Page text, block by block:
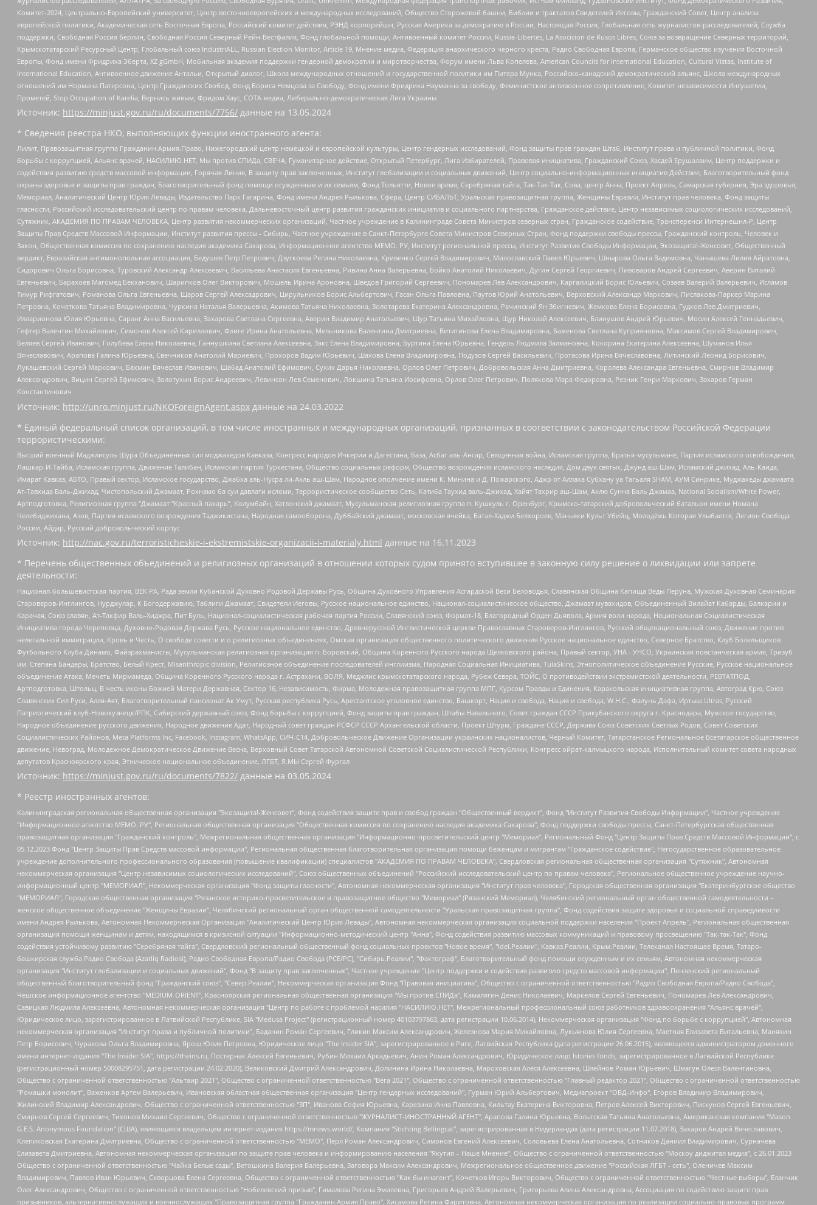
Комитет-2024, Центрально-Европейский университет, Центр восточноевропейских и международных исследований, Общество Сторожевой башни, Библии и трактатов Свидетелей Иеговы, Гражданский Совет, Центр анализа
европейской политики, Академическая сеть Восточная Европа, Российский комитет действия, РЭНД корпорейшн, Русская Америка за демократию в России, Настоящая Россия, Глобальная сеть журналистов-расследователей, Служба
поддержки, Свободная Россия Берлин, Свободная Россия Северный Рейн-Вестфалия, Фонд глобальной помощи, Антивоенный комитет России, Russie-Libertes, La Asocicion de Rusos Libres, Союз за возвращение Северных территорий,
Крымскотатарский Ресурсный Центр, Глобальный союз IndustriALL, Russian Election Monitor, Article 19, Мнение медиа, Федерация анархического черного креста, Радио Свободная Европа, Германское общество изучения Восточной
Европы, Фонд имени Фридриха Эберта, XZ gGmbH, Мобильная академия поддержки гендерной демократии и миротворчества, Форум имени Льва Копелева, American Councils for International Education, Cultural Vistas, Institute of
International Education, Антивоенное движение Антальи, Открытый диалог, Школа международных отношений и государственной политики им Питера Мунка, Российско-канадский демократический альянс, Школа международных
отношений им Нормана Патерсона, Центр Гражданских Свобод, Фонд Бориса Немцова за Свободу, Фонд имени Фридриха Науманна за свободу, Феминистское антивоенное сопротивление, Комитет независимости Ингушетии,
Прометей, Stop Occupation of Karelia, Вернись живым, Фридом Хаус, СОТА медиа, Либерально-демократическая Лига Украины
Источник: https://minjust.gov.ru/ru/documents/7756/ данные на 13.05.2024
* Сведения реестра НКО, выполняющих функции иностранного агента:
Лилит, Правозащитная группа Гражданин.Армия.Право, Нижегородский центр немецкой и европейской культуры, Центр гендерных исследований, Фонд защиты прав граждан Штаб, Институт права и публичной политики, Фонд
борьбы с коррупцией, Альянс врачей, НАСИЛИЮ.НЕТ, Мы против СПИДа, СВЕЧА, Гуманитарное действие, Открытый Петербург, Лига Избирателей, Правовая инициатива, Гражданский Союз, Хасдей Ерушалаим, Центр поддержки и
содействия развитию средств массовой информации, Горячая Линия, В защиту прав заключенных, Институт глобализации и социальных движений, Центр социально-информационных инициатив Действие, Благотворительный фонд
охраны здоровья и защиты прав граждан, Благотворительный фонд помощи осужденным и их семьям, Фонд Тольятти, Новое время, Серебряная тайга, Так-Так-Так, Сова, центр Анна, Проект Апрель, Самарская губерния, Эра здоровья,
Мемориал, Аналитический Центр Юрия Левады, Издательство Парк Гагарина, Фонд имени Андрея Рылькова, Сфера, Центр СИБАЛЬТ, Уральская правозащитная группа, Женщины Евразии, Институт прав человека, Фонд защиты
гласности, Российский исследовательский центр по правам человека, Дальневосточный центр развития гражданских инициатив и социального партнерства, Гражданское действие, Центр независимых социологических исследований,
Сутяжник, АКАДЕМИЯ ПО ПРАВАМ ЧЕЛОВЕКА, Центр развития некоммерческих организаций, Частное учреждение в Калининграде Совета Министров северных стран, Гражданское содействие, Трансперенси Интернешнл-Р, Центр
Защиты Прав Средств Массовой Информации, Институт развития прессы - Сибирь, Частное учреждение в Санкт-Петербурге Совета Министров Северных Стран, Фонд поддержки свободы прессы, Гражданский контроль, Человек и
Закон, Общественная комиссия по сохранению наследия академика Сахарова, Информационное агентство МЕМО. РУ, Институт региональной прессы, Институт Развития Свободы Информации, Экозащита!-Женсовет, Общественный
вердикт, Евразийская антимонопольная ассоциация, Бедушев Петр Петрович, Дзугкоева Регина Николаевна, Кривенко Сергей Владимирович, Милославский Павел Юрьевич, Шнырова Ольга Вадимовна, Чанышева Лилия Айратовна,
Сидорович Ольга Борисовна, Туровский Александр Алексеевич, Васильева Анастасия Евгеньевна, Ривина Анна Валерьевна, Бойко Анатолий Николаевич, Дугин Сергей Георгиевич, Пивоваров Андрей Сергеевич, Аверин Виталий
Евгеньевич, Барахоев Магомед Бекханович, Шарипков Олег Викторович, Мошель Ирина Ароновна, Шведов Григорий Сергеевич, Пономарев Лев Александрович, Каргалицкий Борис Юльевич, Созаев Валерий Валерьевич, Исламов
Тимур Рифгатович, Романова Ольга Евгеньевна, Щаров Сергей Алексадрович, Цирульников Борис Альбертович, Гасан Ольга Павловна, Паутов Юрий Анатольевич, Верховский Александр Маркович, Пислакова-Паркер Марина
Петровна, Кочеткова Татьяна Владимировна, Чуркина Наталья Валерьевна, Акимова Татьяна Николаевна, Золотарева Екатерина Александровна, Рачинский Ян Збигневич, Жемкова Елена Борисовна, Гудков Лев Дмитриевич,
Илларионова Юлия Юрьевна, Саранг Анна Васильевна, Захарова Светлана Сергеевна, Аверин Владимир Анатольевич, Щур Татьяна Михайловна, Щур Николай Алексеевич, Блинушов Андрей Юрьевич, Мосин Алексей Геннадьевич,
Гефтер Валентин Михайлович, Симонов Алексей Кириллович, Флиге Ирина Анатольевна, Мельникова Валентина Дмитриевна, Вититинова Елена Владимировна, Баженова Светлана Куприяновна, Максимов Сергей Владимирович,
Беляев Сергей Иванович, Голубева Елена Николаевна, Ганнушкина Светлана Алексеевна, Закс Елена Владимировна, Буртина Елена Юрьевна, Гендель Людмила Залмановна, Кокорина Екатерина Алексеевна, Шуманов Илья
Вячеславович, Арапова Галина Юрьевна, Свечников Анатолий Мариевич, Прохоров Вадим Юрьевич, Шахова Елена Владимировна, Подузов Сергей Васильевич, Протасова Ирина Вячеславовна, Литинский Леонид Борисович,
Лукашевский Сергей Маркович, Бахмин Вячеслав Иванович, Шабад Анатолий Ефимович, Сухих Дарья Николаевна, Орлов Олег Петрович, Добровольская Анна Дмитриевна, Королева Александра Евгеньевна, Смирнов Владимир
Александрович, Вицин Сергей Ефимович, Золотухин Борис Андреевич, Левинсон Лев Семенович, Локшина Татьяна Иосифовна, Орлов Олег Петрович, Полякова Мара Федоровна, Резник Генри Маркович, Захаров Герман
Константинович
Источник: http://unro.minjust.ru/NKOForeignAgent.aspx данные на 24.03.2022
* Единый федеральный список организаций, в том числе иностранных и международных организаций, признанных в соответствии с законодательством Российской Федерации
террористическими:
Высший военный Маджлисуль Шура Объединенных сил моджахедов Кавказа, Конгресс народов Ичкерии и Дагестана, База, Асбат аль-Ансар, Священная война, Исламская группа, Братья-мусульмане, Партия исламского освобождения,
Лашкар-И-Тайба, Исламская группа, Движение Талибан, Исламская партия Туркестана, Общество социальных реформ, Общество возрождения исламского наследия, Дом двух святых, Джунд аш-Шам, Исламский джихад, Аль-Каида,
Имарат Кавказ, АБТО, Правый сектор, Исламское государство, Джабха аль-Нусра ли-Ахль аш-Шам, Народное ополчение имени К. Минина и Д. Пожарского, Аджр от Аллаха Субхану уа Тагьаля SHAM, АУМ Синрике, Муджахеды джамаата
Ат-Тавхида Валь-Джихад, Чистопольский Джамаат, Рохнамо ба суи давлати исломи, Террористическое сообщество Сеть, Катиба Таухид валь-Джихад, Хайят Тахрир аш-Шам, Ахлю Сунна Валь Джамаа, National Socialism/White Power,
Артподготовка, Религиозная группа “Джамаат “Красный пахарь”, Колумбайн, Хатлонский джамаат, Мусульманская религиозная группа п. Кушкуль г. Оренбург, Крымско-татарский добровольческий батальон имени Номана
Челебиджихана, Азов, Партия исламского возрождения Таджикистана, Народная самооборона, Дуббайский джамаат, московская ячейка, Батал-Хаджи Белхороев, Маньяки Культ Убийц, Молодёжь Которая Улыбается, Легион Свобода
России, Айдар, Русский добровольческий корпус
Источник: http://nac.gov.ru/terroristicheskie-i-ekstremistskie-organizacii-i-materialy.html данные на 16.11.2023
* Перечень общественных объединений и религиозных организаций в отношении которых судом принято вступившее в законную силу решение о ликвидации или запрете
деятельности:
Национал-большевистская партия, ВЕК РА, Рада земли Кубанской Духовно Родовой Державы Русь, Община Духовного Управления Асгардской Веси Беловодья, Славянская Община Капища Веды Перуна, Мужская Духовная Семинария
Староверов-Инглингов, Нурджулар, К Богодержавию, Таблиги Джамаат, Свидетели Иеговы, Русское национальное единство, Национал-социалистическое общество, Джамаат мувахидов, Объединенный Вилайат Кабарды, Балкарии и
Карачая, Союз славян, Ат-Такфир Валь-Хиджра, Пит Буль, Национал-социалистическая рабочая партия России, Славянский союз, Формат-18, Благородный Орден Дьявола, Армия воли народа, Национальная Социалистическая
Инициатива города Череповца, Духовно-Родовая Держава Русь, Русское национальное единство, Древнерусской Инглистической церкви Православных Староверов-Инглингов, Русский общенациональный союз, Движение против
нелегальной иммиграции, Кровь и Честь, О свободе совести и о религиозных объединениях, Омская организация общественного политического движения Русское национальное единство, Северное Братство, Клуб Болельщиков
Футбольного Клуба Динамо, Файзрахманисты, Мусульманская религиозная организация п. Боровский, Община Коренного Русского народа Щелковского района, Правый сектор, УНА - УНСО, Украинская повстанческая армия, Тризуб
им. Степана Бандеры, Братство, Белый Крест, Misanthropic division, Религиозное объединение последователей инглиизма, Народная Социальная Инициатива, TulaSkins, Этнополитическое объединение Русские, Русское национальное
объединение Атака, Мечеть Мирмамеда, Община Коренного Русского народа г. Астрахани, ВОЛЯ, Меджлис крымскотатарского народа, Рубеж Севера, ТОЙС, О противодействии экстремистской деятельности, РЕВТАТПОД,
Артподготовка, Штольц, В честь иконы Божией Матери Державная, Сектор 16, Независимость, Фирма, Молодежная правозащитная группа МПГ, Курсом Правды и Единения, Каракольская инициативная группа, Автоград Крю, Союз
Славянских Сил Руси, Алля-Аят, Благотворительный пансионат Ак Умут, Русская республика Русь, Арестантское уголовное единство, Башкорт, Нация и свобода, Нация и свобода, W.H.С., Фалунь Дафа, Иртыш Ultras, Русский
Патриотический клуб-Новокузнецк/РПК, Сибирский державный союз, Фонд борьбы с коррупцией, Фонд защиты прав граждан, Штабы Навального, Совет граждан СССР Прикубанского округа г. Краснодара, Мужское государство,
Народное объединение русского движения, Народное движение Адат, Народный совет граждан РСФСР СССР Архангельской области, Проект Штурм, Граждане СССР, Держава Союз Советских Светлых Родов, Совет Советских
Социалистических Районов, Meta Platforms Inc, Facebook, Instagram, WhatsApp, СИЧ-С14, Добровольческое Движение Организации украинских националистов, Черный Комитет, Татарстанское Региональное Всетатарское общественное
движение, Невоград, Молодежное Демократическое Движение Весна, Верховный Совет Татарской Автономной Советской Социалистической Республики, Конгресс ойрат-калмыцкого народа, Исполнительный комитет совета народных
депутатов Красноярского края, Этническое национальное объединение, ЛГБТ, Я.МЫ Сергей Фургал
Источник: https://minjust.gov.ru/ru/documents/7822/ данные на 03.05.2024
* Реестр иностранных агентов:
Калининградская региональная общественная организация "Экозащита!-Женсовет", Фонд содействия защите прав и свобод граждан "Общественный вердикт", Фонд "Институт Развития Свободы Информации", Частное учреждение "Информационное агентство МЕМО. РУ", Региональная общественная организация "Общественная комиссия по сохранению наследия академика Сахарова", Фонд поддержки свободы прессы, Санкт-Петербургская общественная правозащитная организация "Гражданский контроль", Межрегиональная общественная организация "Информационно-просветительский центр "Мемориал", Региональный Фонд "Центр Защиты Прав Средств Массовой Информации", с 05.12.2023 Фонд "Центр Защиты Прав Средств массовой информации", Региональная общественная благотворительная организация помощи беженцам и мигрантам "Гражданское содействие", Негосударственное образовательное учреждение дополнительного профессионального образования (повышение квалификации) специалистов "АКАДЕМИЯ ПО ПРАВАМ ЧЕЛОВЕКА", Свердловская региональная общественная организация "Сутяжник", Автономная некоммерческая организация "Центр независимых социологических исследований", Союз общественных объединений "Российский исследовательский центр по правам человека", Региональное общественное учреждение научно-информационный центр "МЕМОРИАЛ", Некоммерческая организация "Фонд защиты гласности", Автономная некоммерческая организация "Институт прав человека", Городская общественная организация "Екатеринбургское общество "МЕМОРИАЛ", Городская общественная организация "Рязанское историко-просветительское и правозащитное общество "Мемориал" (Рязанский Мемориал), Челябинский региональный орган общественной самодеятельности – женское общественное объединение "Женщины Евразии", Челябинский региональный орган общественной самодеятельности "Уральская правозащитная группа", Фонд содействия защите здоровья и социальной справедливости имени Андрея Рылькова, Автономная Некоммерческая Организация "Аналитический Центр Юрия Левады", Автономная некоммерческая организация социальной поддержки населения "Проект Апрель", Региональная общественная организация помощи женщинам и детям, находящимся в кризисной ситуации "Информационно-методический центр "Анна", Фонд содействия развитию массовых коммуникаций и правовому просвещению "Так-так-Так", Фонд содействия устойчивому развитию "Серебряная тайга", Свердловский региональный общественный фонд социальных проектов "Новое время", "Idel.Реалии", Кавказ.Реалии, Крым.Реалии, Телеканал Настоящее Время, Татаро-башкирская служба Радио Свобода (Azatliq Radiosi), Радио Свободная Европа/Радио Свобода (PCE/PC), "Сибирь.Реалии", "Фактограф", Благотворительный фонд помощи осужденным и их семьям, Автономная некоммерческая организация "Институт глобализации и социальных движений", Фонд "В защиту прав заключенных", Частное учреждение "Центр поддержки и содействия развитию средств массовой информации", Пензенский региональный общественный благотворительный фонд "Гражданский союз", "Север.Реалии", Некоммерческая организация Фонд "Правовая инициатива", Общество с ограниченной ответственностью "Радио Свободная Европа/Радио Свобода", Чешское информационное агентство "MEDIUM-ORIENT", Красноярская региональная общественная организация "Мы против СПИДа", Камалягин Денис Николаевич, Маркелов Сергей Евгеньевич, Пономарев Лев Александрович, Савицкая Людмила Алексеевна, Автономная некоммерческая организация "Центр по работе с проблемой насилия "НАСИЛИЮ.НЕТ", Межрегиональный профессиональный союз работников здравоохранения "Альянс врачей", Юридическое лицо, зарегистрированное в Латвийской Республике, SIA "Medusa Project" (регистрационный номер 40103797863, дата регистрации 10.06.2014), Некоммерческая организация "Фонд по борьбе с коррупцией", Автономная некоммерческая организация "Институт права и публичной политики", Баданин Роман Сергеевич, Гликин Максим Александрович, Железнова Мария Михайловна, Лукьянова Юлия Сергеевна, Маетная Елизавета Витальевна, Маняхин Петр Борисович, Чуракова Ольга Владимировна, Ярош Юлия Петровна, Юридическое лицо "The Insider SIA", зарегистрированное в Риге, Латвийская Республика (дата регистрации 26.06.2015), являющееся администратором доменного имени интернет-издания "The Insider SIA", https://theins.ru, Постернак Алексей Евгеньевич, Рубин Михаил Аркадьевич, Анин Роман Александрович, Юридическое лицо Istories fonds, зарегистрированное в Латвийской Республике (регистрационный номер 50008295751, дата регистрации 24.02.2020), Великовский Дмитрий Александрович, Долинина Ирина Николаевна, Мароховская Алеся Алексеевна, Шлейнов Роман Юрьевич, Шмагун Олеся Валентиновна, Общество с ограниченной ответственностью "Альтаир 2021", Общество с ограниченной ответственностью "Вега 2021", Общество с ограниченной ответственностью "Главный редактор 2021", Общество с ограниченной ответственностью "Ромашки монолит", Важенков Артем Валерьевич, Ивановская областная общественная организация "Центр гендерных исследований", Гурман Юрий Альбертович, Медиапроект "ОВД-Инфо", Егоров Владимир Владимирович, Жилинский Владимир Александрович, Общество с ограниченной ответственностью "ЗП", Иванова София Юрьевна, Карезина Инна Павловна, Кильтау Екатерина Викторовна, Петров Алексей Викторович, Пискунов Сергей Евгеньевич, Смирнов Сергей Сергеевич, Тихонов Михаил Сергеевич, Общество с ограниченной ответственностью "ЖУРНАЛИСТ-ИНОСТРАННЫЙ АГЕНТ", Арапова Галина Юрьевна, Вольтская Татьяна Анатольевна, Американская компания "Mason G.E.S. Anonymous Foundation" (США), являющаяся владельцем интернет-издания https://mnews.world/, Компания "Stichting Bellingcat", зарегистрированная в Нидерландах (дата регистрации 11.07.2018), Захаров Андрей Вячеславович, Клепиковская Екатерина Дмитриевна, Общество с ограниченной ответственностью "МЕМО", Перл Роман Александрович, Симонов Евгений Алексеевич, Соловьева Елена Анатольевна, Сотников Даниил Владимирович, Сурначева Елизавета Дмитриевна, Автономная некоммерческая организация по защите прав человека и информированию населения "Якутия – Наше Мнение", Общество с ограниченной ответственностью "Москоу диджитал медиа", с 26.01.2023 Общество с ограниченной ответственностью "Чайка Белые сады", Ветошкина Валерия Валерьевна, Заговора Максим Александрович, Межрегиональное общественное движение "Российская ЛГБТ - сеть", Оленичев Максим Владимирович, Павлов Иван Юрьевич, Скворцова Елена Сергеевна, Общество с ограниченной ответственностью "Как бы инагент", Кочетков Игорь Викторович, Общество с ограниченной ответственностью "Честные выборы", Еланчик Олег Александрович, Общество с ограниченной ответственностью "Нобелевский призыв", Гималова Регина Эмилевна, Григорьев Андрей Валерьевич, Григорьева Алина Александровна, Ассоциация по содействию защите прав призывников, альтернативнослужащих и военнослужащих "Правозащитная группа "Гражданин.Армия.Право", Хисамова Регина Фаритовна, Автономная некоммерческая организация по реализации социально-правовых программ "Лилит", Дальневосточное общественное движение "Маяк", Санкт-Петербургская ЛГБТ-инициативная группа "Выход", Инициативная группа ЛГБТ+ "Реверс", Алексеев Андрей Викторович, Бекбулатова Таисия Львовна, Беляев Иван Михайлович, Владыкина Елена Сергеевна, Гельман Марат Александрович, Никульшина Вероника Юрьевна, Толоконникова Надежда Андреевна, Шендерович Виктор Анатольевич, Общество с ограниченной ответственностью "Данное сообщение", Общество с ограниченной ответственностью Издательский дом "Новая глава", Айнбиндер Александра Александровна, Московский комьюнити-центр для ЛГБТ+инициатив, Благотворительный фонд развития филантропии, Deutsche Welle (Германия, Kurt-Schumacher-Strasse 3, 53113 Bonn), Борзунова Мария Михайловна, Воробьев Виктор Викторович, Голубева Анна Львовна, Константинова Алла Михайловна, Малкова Ирина Владимировна, Мурадов Мурад Абдулгалимович, Осетинская Елизавета Николаевна, Понасенков Евгений Николаевич, Ганапольский Матвей Юрьевич, Киселев Евгений Алексеевич, Борухович Ирина Григорьевна, Дремин Иван Тимофеевич, Дубровский Дмитрий Викторович, Красноярская региональная общественная организация поддержки и развития альтернативных образовательных технологий и межкультурных коммуникаций "ИНТЕРРА", Маяковская Екатерина Алексеевна, Фейгин Марк Захарович, Филимонов Андрей Викторович, Дзугкоева Регина Николаевна, Доброхотов Роман Александрович, Дудь Юрий Александрович, Елкин Сергей Владимирович, Кругликов Кирилл Игоревич, Сабунаева Мария Леонидовна, Семенов Алексей Владимирович, Шаинян Карен Багратович, Шульман Екатерина Михайловна, Асафьев Артур Валерьевич, Вахштайн Виктор Семенович, Венедиктов Алексей Алексеевич, Лушникова Екатерина Евгеньевна, Волков Леонид Михайлович, Невзоров Александр Глебович, Пархоменко Сергей Борисович, Сироткин Ярослав Николаевич, Кара-Мурза Владимир Владимирович, Баранова Наталья Владимировна, Гозман Леонид Яковлевич, Кагарлицкий Борис Юльевич, Климарев Михаил Валерьевич, Милов Владимир Станиславович, Автономная некоммерческая организация Краснодарский центр современного искусства "Типография", Моргенштерн Алишер Тагирович, Соболь Любовь Эдуардовна, Общество с ограниченной ответственностью "ЛИЗА НОРМ", Каспаров Гарри Кимович, Ходорковский Михаил Борисович, Общество с ограниченной ответственностью "Апрельские тезисы", Данилович Ирина Брониславовна, Кашин Олег Владимирович, Петров Николай Владимирович, Пивоваров Алексей Владимирович, Соколов Михаил Владимирович, Цветкова Юлия Владимировна, Чичваркин Евгений Александрович, Комитет против пыток/Команда против пыток, Общество с ограниченной ответственностью "Первый научный", Общество с ограниченной ответственностью "Вертолет и ко", Белоцерковская Вероника Борисовна, Кац Максим Евгеньевич, Лазарева Татьяна Юрьевна, Шаведдинов Руслан Табризович, Яшин Илья Валерьевич, Общество с ограниченной ответственностью "Иноагент ААВ", Алешковский Дмитрий Петрович, Альбац Евгения Марковна, Быков Дмитрий Львович, Галямина Юлия Евгеньевна, Лойко Сергей Леонидович, Мартынов Кирилл Константинович, Медведев Сергей Александрович, Крашенинников Федор Геннадиевич, Гордеева Катерина Вл